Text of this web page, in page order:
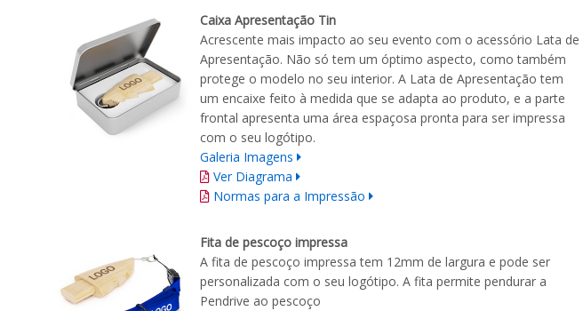
Caixa Apresentação Tin
Acrescente mais impacto ao seu evento com o acessório Lata de
Apresentação. Não só tem um óptimo aspecto, como também
protege o modelo no seu interior. A Lata de Apresentação tem
um encaixe feito à medida que se adapta ao produto, e a parte
frontal apresenta uma área espaçosa pronta para ser impressa
com o seu logótipo.
Galeria Imagens
Ver Diagrama
Normas para a Impressão
Fita de pescoço impressa
A fita de pescoço impressa tem 12mm de largura e pode ser
personalizada com o seu logótipo. A fita permite pendurar a
Pendrive ao pescoço